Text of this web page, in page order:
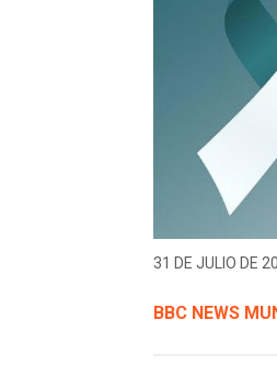
31 DE JULIO DE
BBC NEWS